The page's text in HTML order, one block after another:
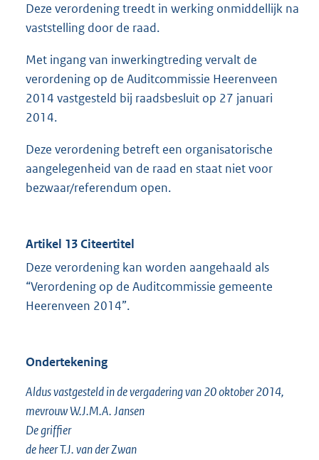
Deze verordening treedt in werking onmiddellijk na
vaststelling door de raad.
Met ingang van inwerkingtreding vervalt de
verordening op de Auditcommissie Heerenveen
2014 vastgesteld bij raadsbesluit op 27 januari
2014.
Deze verordening betreft een organisatorische
aangelegenheid van de raad en staat niet voor
bezwaar/referendum open.
Artikel 13 Citeertitel
Deze verordening kan worden aangehaald als
“Verordening op de Auditcommissie gemeente
Heerenveen 2014”.
Ondertekening
Aldus vastgesteld in de vergadering van 20 oktober 2014,
mevrouw W.J.M.A. Jansen
De griffier
de heer T.J. van der Zwan